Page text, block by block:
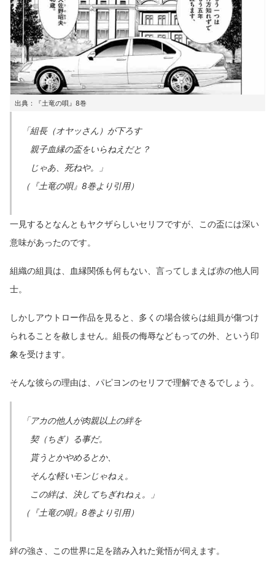
出典：『土竜の唄』8巻
「組長（オヤッさん）が下ろす
親子血縁の盃をいらねえだと？
じゃあ、死ねや。」
（『土竜の唄』8巻より引用）
一見するとなんともヤクザらしいセリフですが、この盃には深い
意味があったのです。
組織の組員は、血縁関係も何もない、言ってしまえば赤の他人同
士。
しかしアウトロー作品を見ると、多くの場合彼らは組員が傷つけ
られることを赦しません。組長の侮辱などもっての外、という印
象を受けます。
そんな彼らの理由は、パピヨンのセリフで理解できるでしょう。
「アカの他人が肉親以上の絆を
契（ちぎ）る事だ。
貰うとかやめるとか、
そんな軽いモンじゃねぇ。
この絆は、決してちぎれねぇ。」
（『土竜の唄』8巻より引用）
絆の強さ、この世界に足を踏み入れた覚悟が伺えます。